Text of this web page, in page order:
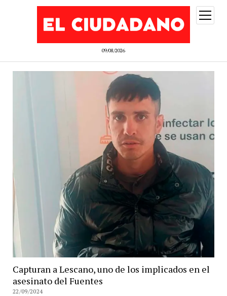
09/08/2026
abrir
menú
Capturan a Lescano, uno de los implicados en el
asesinato del Fuentes
22/09/2024